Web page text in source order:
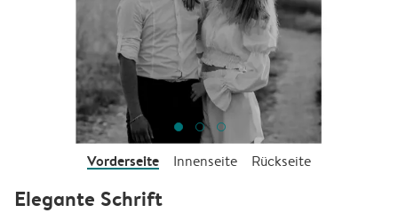
Vorderseite Innenseite Rückseite
Elegante Schrift